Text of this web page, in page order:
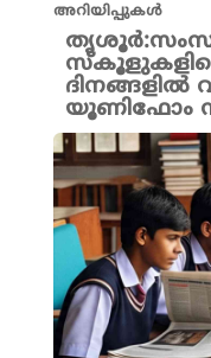
അറിയിപ്പുകൾ
ദിനങ്ങളിൽ
യൂണിഫോം